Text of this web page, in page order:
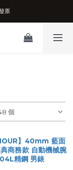
票
票
期
個